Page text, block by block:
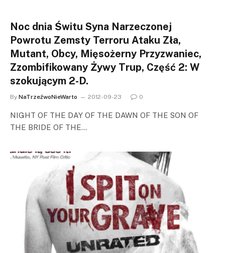
Noc dnia Świtu Syna Narzeczonej
Powrotu Zemsty Terroru Ataku Zła,
Mutant, Obcy, Mięsożerny Przyzwaniec,
Zzombifikowany Żywy Trup, Część 2: W
szokującym 2-D.
By NaTrzeźwoNieWarto 2012-09-23 0
NIGHT OF THE DAY OF THE DAWN OF THE SON OF
THE BRIDE OF THE…